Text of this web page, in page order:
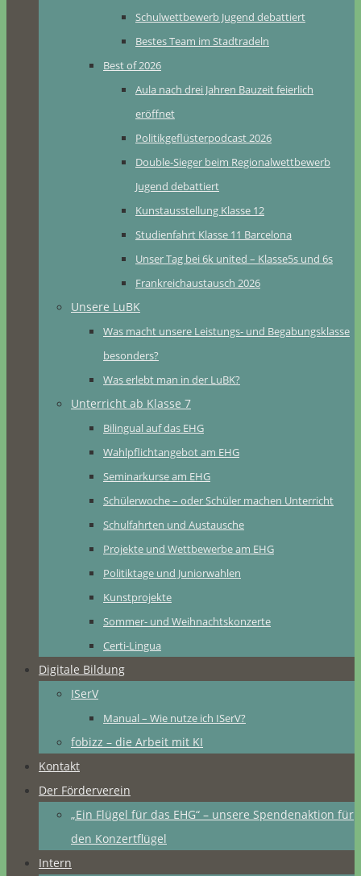
Schulwettbewerb Jugend debattiert
Bestes Team im Stadtradeln
Best of 2026
Aula nach drei Jahren Bauzeit feierlich
eröffnet
Politikgeflüsterpodcast 2026
Double-Sieger beim Regionalwettbewerb
Jugend debattiert
Kunstausstellung Klasse 12
Studienfahrt Klasse 11 Barcelona
Unser Tag bei 6k united – Klasse5s und 6s
Frankreichaustausch 2026
Unsere LuBK
Was macht unsere Leistungs- und Begabungsklasse
besonders?
Was erlebt man in der LuBK?
Unterricht ab Klasse 7
Bilingual auf das EHG
Wahlpflichtangebot am EHG
Seminarkurse am EHG
Schülerwoche – oder Schüler machen Unterricht
Schulfahrten und Austausche
Projekte und Wettbewerbe am EHG
Politiktage und Juniorwahlen
Kunstprojekte
Sommer- und Weihnachtskonzerte
Certi-Lingua
Digitale Bildung
ISerV
Manual – Wie nutze ich ISerV?
fobizz – die Arbeit mit KI
Kontakt
Der Förderverein
„Ein Flügel für das EHG“ – unsere Spendenaktion für
den Konzertflügel
Intern